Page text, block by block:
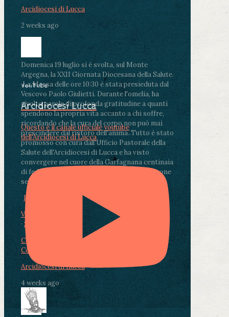
Arcidiocesi di Lucca
2 weeks ago
Domenica 19 luglio si è svolta, sul Monte
Argegna, la XXII Giornata Diocesana della Salute.
.La Messa delle ore 10:30 è stata presieduta dal
Vescovo Paolo Giulietti. Durante l'omelia, ha
rivolto parole di profonda gratitudine a quanti
spendono la propria vita accanto a chi soffre,
ricordando che la cura del corpo non può mai
prescindere dal ristoro dell'anima..Tutto è stato
promosso con cura dall'Ufficio Pastorale della
Salute dell'Arcidiocesi di Lucca e ha visto
convergere nel cuore della Garfagnana centinaia
di fedeli, operatori sanitari, volontari e persone
segnate dalla malattia.
Photo
View on Facebook
· Share
Condividi su Facebook
Condividi su LinkedIn
Arcidiocesi di Lucca
4 weeks ago
YouTube
Arcidiocesi Lucca
Questo è il canale ufficiale youtube
dell'Arcidiocesi di Lucca